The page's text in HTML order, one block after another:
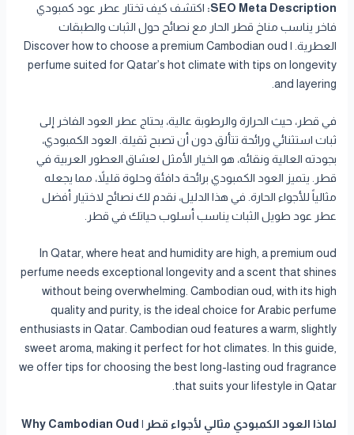
SEO Meta Description: اكتشف كيف تختار عطر عود كمبودي
فاخر يناسب مناخ قطر الحار مع نصائح حول الثبات والطبقات
العطرية. | Discover how to choose a premium Cambodian oud
perfume suited for Qatar’s hot climate with tips on longevity
and layering.
في قطر، حيث الحرارة والرطوبة عالية، يحتاج عطر العود الفاخر إلى
ثبات استثنائي ورائحة تتألق دون أن تصبح ثقيلة. العود الكمبودي،
بجودته العالية ونقائه، هو الخيار الأمثل لعشاق العطور العربية في
قطر. يتميز العود الكمبودي برائحة دافئة وحلوة قليلاً، مما يجعله
مثالياً للأجواء الحارة. في هذا الدليل، نقدم لك نصائح لاختيار أفضل
عطر عود طويل الثبات يناسب أسلوب حياتك في قطر.
In Qatar, where heat and humidity are high, a premium oud
perfume needs exceptional longevity and a scent that shines
without being overwhelming. Cambodian oud, with its high
quality and purity, is the ideal choice for Arabic perfume
enthusiasts in Qatar. Cambodian oud features a warm, slightly
sweet aroma, making it perfect for hot climates. In this guide,
we offer tips for choosing the best long-lasting oud fragrance
that suits your lifestyle in Qatar.
لماذا العود الكمبودي مثالي لأجواء قطر | Why Cambodian Oud